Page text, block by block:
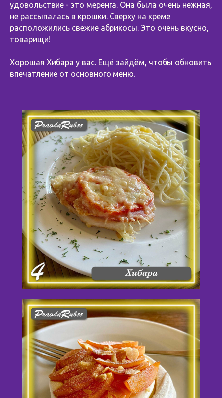
удовольствие - это меренга. Она была очень нежная,
не рассыпалась в крошки. Сверху на креме
расположились свежие абрикосы. Это очень вкусно,
товарищи!
Хорошая Хибара у вас. Ещё зайдём, чтобы обновить
впечатление от основного меню.